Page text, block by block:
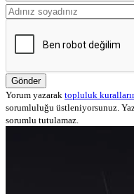
Gönder
Yorum yazarak topluluk
sorumluluğu üstleniyorsunuz.
sorumlu tutulamaz.